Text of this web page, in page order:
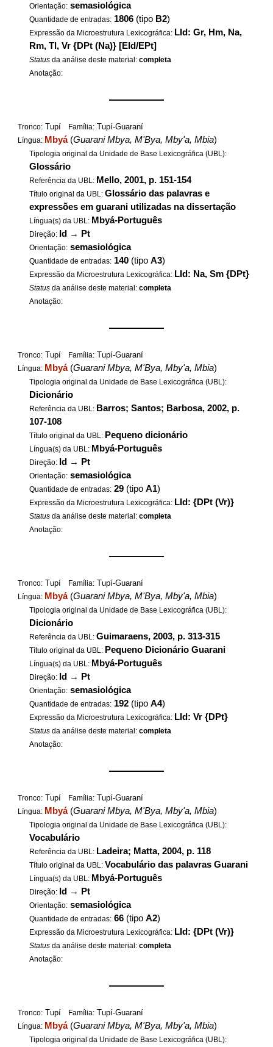
Orientação: semasiológica
Quantidade de entradas: 1806 (tipo B2)
Expressão da Microestrutura Lexicográfica: LId: Gr, Hm, Na,
Rm, Tl, Vr {DPt (Na)} [EId/EPt]
Status da análise deste material:completa
Anotação:
——————
Tronco: Tupí Família: Tupí-Guaraní
Língua: Mbyá(Guarani Mbya, M'Bya, Mby'a, Mbia)
Tipologia original da Unidade de Base Lexicográfica (UBL):
Glossário
Referência da UBL: Mello, 2001, p. 151-154
Título original da UBL:Glossário das palavras e
expressões em guarani utilizadas na dissertação
Língua(s) da UBL: Mbyá-Português
Direção: Id → Pt
Orientação: semasiológica
Quantidade de entradas: 140 (tipoA3)
Expressão da Microestrutura Lexicográfica: LId: Na, Sm {DPt}
Status da análise deste material:completa
Anotação:
——————
Tronco: Tupí Família: Tupí-Guaraní
Língua: Mbyá(Guarani Mbya, M'Bya, Mby'a, Mbia)
Tipologia original da Unidade de Base Lexicográfica (UBL):
Dicionário
Referência da UBL: Barros; Santos; Barbosa, 2002, p.
107-108
Título original da UBL: Pequeno dicionário
Língua(s) da UBL: Mbyá-Português
Direção: Id → Pt
Orientação: semasiológica
Quantidade de entradas: 29 (tipoA1)
Expressão da Microestrutura Lexicográfica: LId: {DPt (Vr)}
Status da análise deste material:completa
Anotação:
——————
Tronco: Tupí Família: Tupí-Guaraní
Língua: Mbyá(Guarani Mbya, M'Bya, Mby'a, Mbia)
Tipologia original da Unidade de Base Lexicográfica (UBL):
Dicionário
Referência da UBL:Guimaraens, 2003, p. 313-315
Título original da UBL: Pequeno Dicionário Guarani
Língua(s) da UBL: Mbyá-Português
Direção: Id → Pt
Orientação: semasiológica
Quantidade de entradas: 192 (tipoA4)
Expressão da Microestrutura Lexicográfica: LId: Vr {DPt}
Status da análise deste material:completa
Anotação:
——————
Tronco: Tupí Família: Tupí-Guaraní
Língua: Mbyá(Guarani Mbya, M'Bya, Mby'a, Mbia)
Tipologia original da Unidade de Base Lexicográfica (UBL):
Vocabulário
Referência da UBL: Ladeira; Matta, 2004, p. 118
Título original da UBL: Vocabulário das palavras Guarani
Língua(s) da UBL: Mbyá-Português
Direção: Id → Pt
Orientação: semasiológica
Quantidade de entradas: 66 (tipoA2)
Expressão da Microestrutura Lexicográfica: LId: {DPt (Vr)}
Status da análise deste material:completa
Anotação:
——————
Tronco: Tupí Família: Tupí-Guaraní
Língua: Mbyá(Guarani Mbya, M'Bya, Mby'a, Mbia)
Tipologia original da Unidade de Base Lexicográfica (UBL):